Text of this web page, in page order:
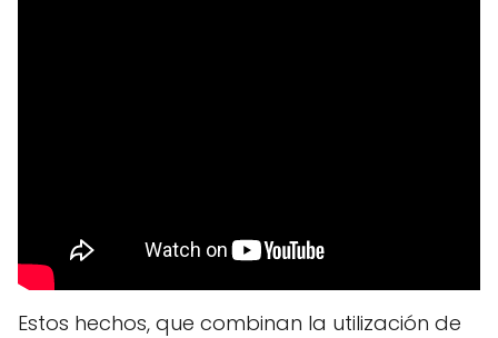
Estos hechos, que combinan la utilización de